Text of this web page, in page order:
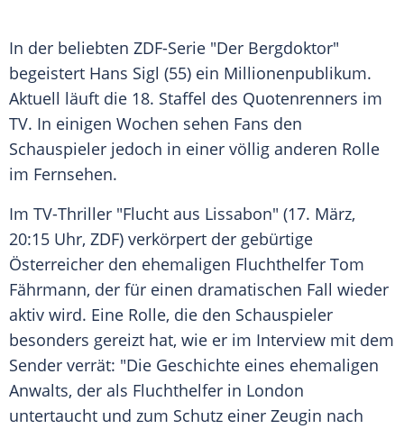
In der beliebten ZDF-Serie "Der Bergdoktor"
begeistert Hans Sigl (55) ein Millionenpublikum.
Aktuell läuft die 18. Staffel des Quotenrenners im
TV. In einigen Wochen sehen Fans den
Schauspieler jedoch in einer völlig anderen Rolle
im Fernsehen.
Im TV-Thriller "Flucht aus Lissabon" (17. März,
20:15 Uhr, ZDF) verkörpert der gebürtige
Österreicher den ehemaligen Fluchthelfer Tom
Fährmann, der für einen dramatischen Fall wieder
aktiv wird. Eine Rolle, die den Schauspieler
besonders gereizt hat, wie er im Interview mit dem
Sender verrät: "Die Geschichte eines ehemaligen
Anwalts, der als Fluchthelfer in London
untertaucht und zum Schutz einer Zeugin nach